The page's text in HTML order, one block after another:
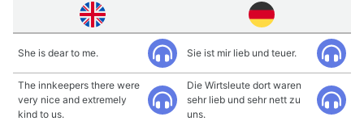
She is dear to me. Sie ist mir lieb und teuer.
The innkeepers there were
very nice and extremely
kind to us.
Die Wirtsleute dort waren
sehr lieb und sehr nett zu
uns.